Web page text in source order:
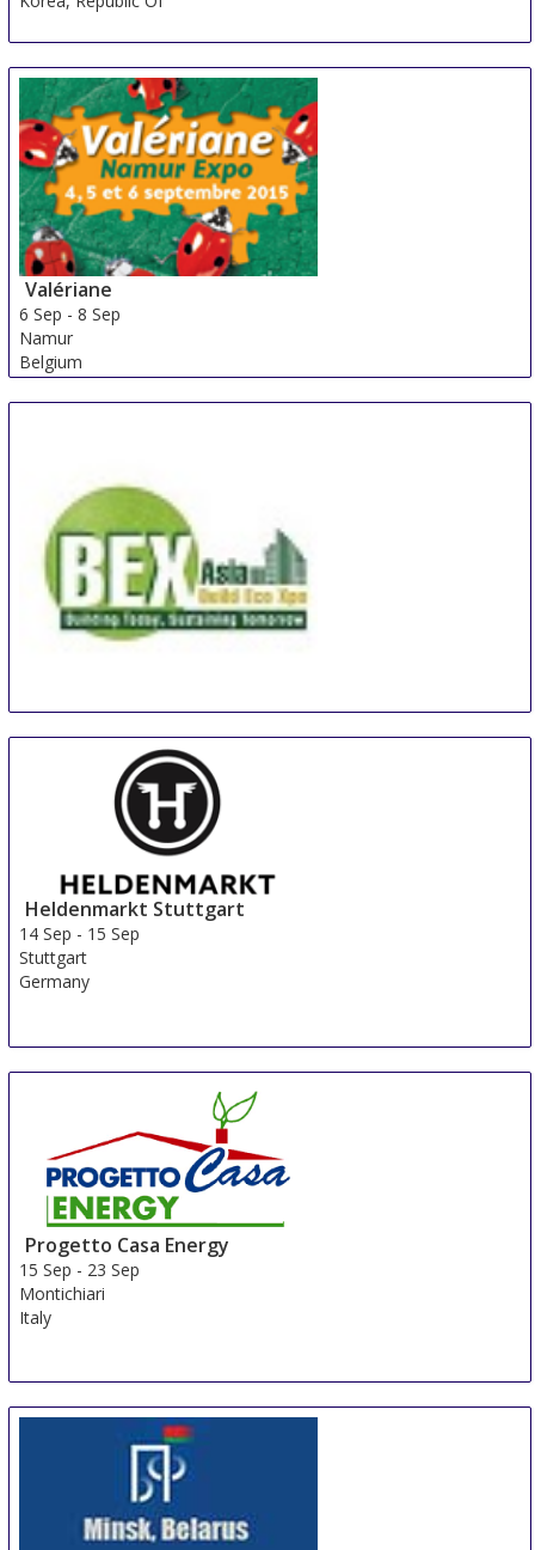
Valériane
6 Sep -8 Sep
Namur
Belgium
Heldenmarkt Stuttgart
14 Sep - 15 Sep
Stuttgart
Germany
Progetto Casa Energy
15 Sep - 23 Sep
Montichiari
Italy